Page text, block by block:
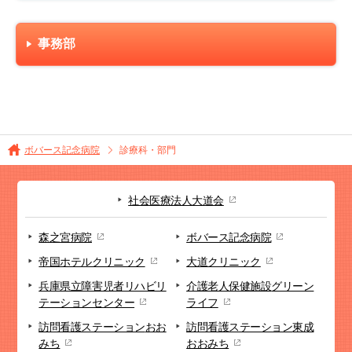
事務部
ボバース記念病院 診療科・部門
社会医療法人大道会
森之宮病院
ボバース記念病院
帝国ホテルクリニック
大道クリニック
兵庫県立障害児者リハビリ
テーションセンター
介護老人保健施設グリーン
ライフ
訪問看護ステーションおお
みち
訪問看護ステーション東成
おおみち